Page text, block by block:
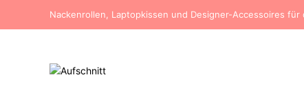
Nackenrollen, Laptopkissen und Designer-Accessoires für